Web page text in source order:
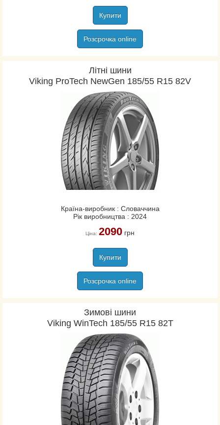
Купити
Розсрочка online
Літні шини
Viking ProTech NewGen 185/55 R15 82V
Країна-виробник : Словаччина
Рік виробництва : 2024
Ціна: 2090грн
Купити
Розсрочка online
Зимові шини
Viking WinTech 185/55 R15 82T